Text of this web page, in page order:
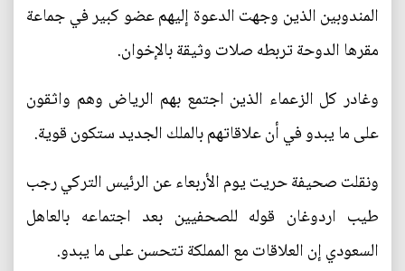
المندوبين الذين وجهت الدعوة إليهم عضو كبير في جماعة
مقرها الدوحة تربطه صلات وثيقة بالإخوان.
وغادر كل الزعماء الذين اجتمع بهم الرياض وهم واثقون
على ما يبدو في أن علاقاتهم بالملك الجديد ستكون قوية.
ونقلت صحيفة حريت يوم الأربعاء عن الرئيس التركي رجب
طيب اردوغان قوله للصحفيين بعد اجتماعه بالعاهل
السعودي إن العلاقات مع المملكة تتحسن على ما يبدو.